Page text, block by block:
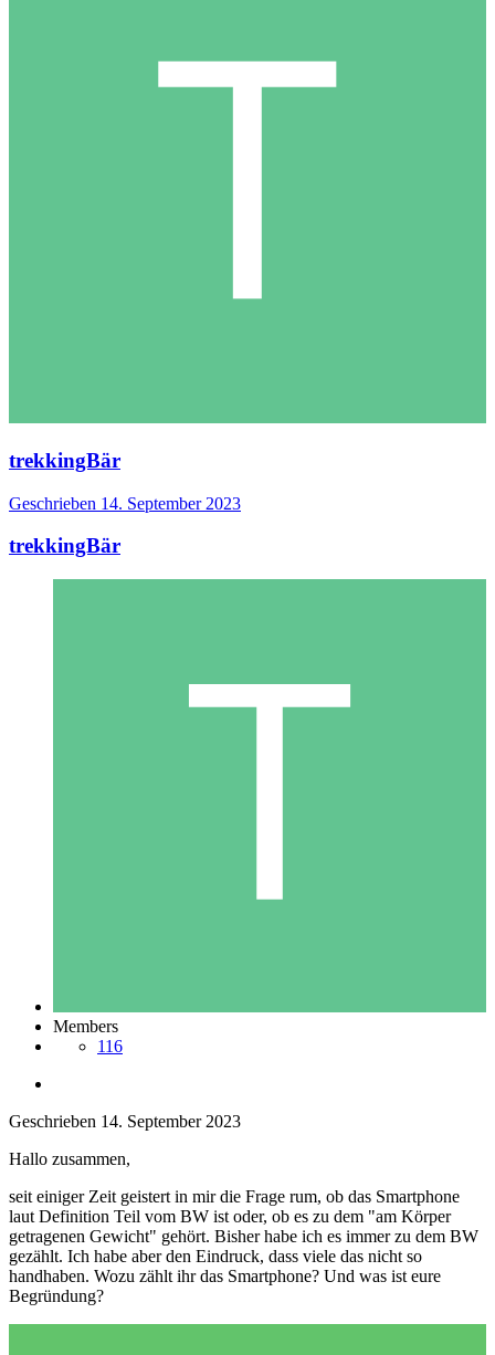
trekkingBär
Geschrieben 14. September 2023
trekkingBär
Members
116
Geschrieben 14. September 2023
Hallo zusammen,
seit einiger Zeit geistert in mir die Frage rum, ob das Smartphone
laut Definition Teil vom BW ist oder, ob es zu dem "am Körper
getragenen Gewicht" gehört. Bisher habe ich es immer zu dem BW
gezählt. Ich habe aber den Eindruck, dass viele das nicht so
handhaben. Wozu zählt ihr das Smartphone? Und was ist eure
Begründung?